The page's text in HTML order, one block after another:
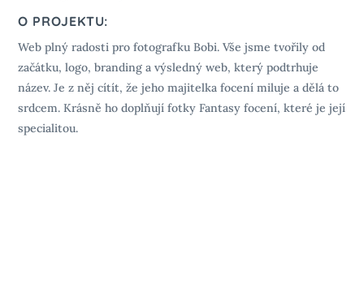
O PROJEKTU:
Web plný radosti pro fotografku Bobi. Vše jsme tvořily od
začátku, logo, branding a výsledný web, který podtrhuje
název. Je z něj cítít, že jeho majitelka focení miluje a dělá to
srdcem. Krásně ho doplňují fotky Fantasy focení, které je její
specialitou.